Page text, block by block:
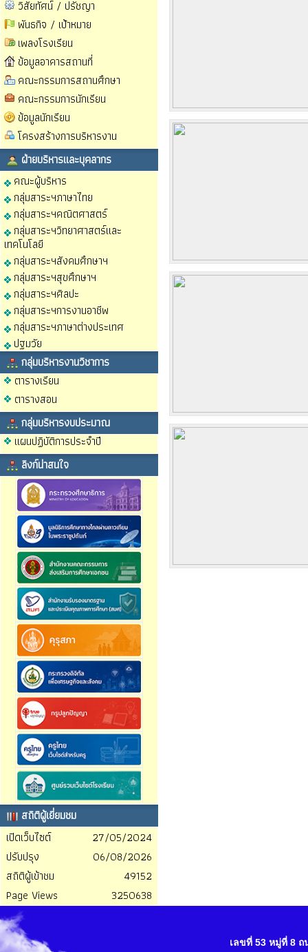
วิสัยทัศน์ / ปรัชญา
พันธกิจ / เป้าหมาย
เพลงโรงเรียน
ข้อมูลอาคารสถานที่
คณะกรรมการสถานศึกษา
คณะกรรมการนักเรียน
ข้อมูลนักเรียน
โครงสร้างการบริหารงาน
ฝ่ายบริหารและบุคลากร
คณะผู้บริหาร
กลุ่มสาระฯภาษาไทย
กลุ่มสาระฯคณิตศาสตร์
กลุ่มสาระฯวิทยาศาสตร์และ
เทคโนโลยี
กลุ่มสาระฯสังคมศึกษาฯ
กลุ่มสาระฯสุขศึกษาฯ
กลุ่มสาระฯศิลปะ
กลุ่มสาระฯการงานอาชีพ
กลุ่มสาระฯภาษาต่างประเทศ
ปฐมวัย
กลุ่มบริหารงานวิชาการ
ตารางเรียน
ตารางสอน
กลุ่มบริหารงบประมาณ
แผนปฏิบัติการประจำปี
ลิงก์น่าสนใจ
สถิติผู้เยี่ยมชม
เปิดเว็บไซต์
27/05/2024
ปรับปรุง
06/08/2026
สถิติผู้เข้าชม
49152
Page Views
3250638
เลขที่ 53 หมู่ที่ 8 ถ